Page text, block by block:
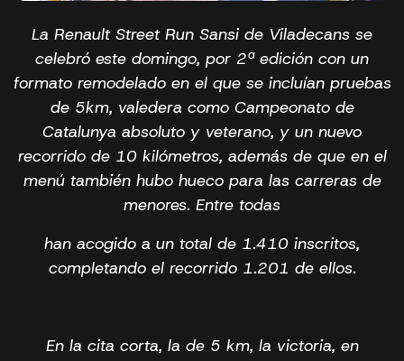
La Renault Street Run Sansi de Viladecans se
celebró este domingo, por 2ª edición con un
formato remodelado en el que se incluían pruebas
de 5km, valedera como Campeonato de
Catalunya absoluto y veterano, y un nuevo
recorrido de 10 kilómetros, además de que en el
menú también hubo hueco para las carreras de
menores. Entre todas
han acogido a un total de 1.410 inscritos,
completando el recorrido 1.201 de ellos.
En la cita corta, la de 5 km, la victoria, en